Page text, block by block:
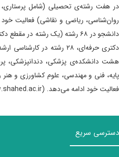
در هفت رشته‌ی تحصیلی (شامل پرستاری،
هشت دانشکده‌ی پزشکی، دندانپزشکی،
پایه، فنی و مهندسی، علوم کشاورزی و
فعالیت خود ادامه می‌دهد. (www.shahed.ac.ir)
دسترسی سریع